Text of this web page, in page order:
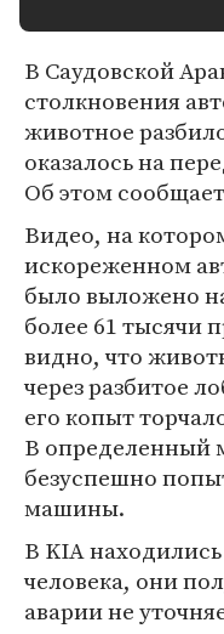
В Саудовской
столкновения
животное
оказалось на
Об этом
Видео, на
искореженном
было выложено
более 61 тысячи
видно, что
через разбитое
его копыт
В определенный
безуспешно
машины.
В KIA
человека, они
аварии не